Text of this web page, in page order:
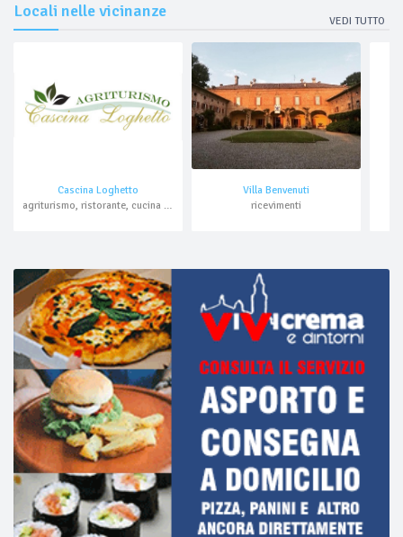
Locali nelle vicinanze
VEDI TUTTO
Cascina Loghetto
agriturismo, ristorante, cucina cremasca, pranzo di lavoro
Villa Benvenuti
ricevimenti